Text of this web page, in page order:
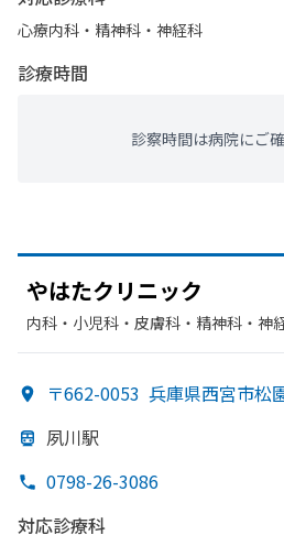
心療内科・​精神科・神経科
診療時間
診察時間は病院にご
やはたクリニック
内科・​小児科・​皮膚科・​精神科・神
〒662-0053 兵庫県西宮市松
夙川駅
0798-26-3086
対応診療科